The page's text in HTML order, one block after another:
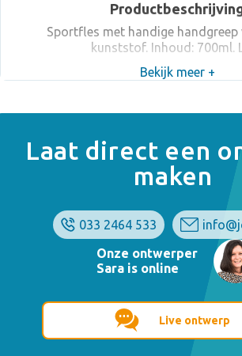
Sportfles met handige handgreep
kunststof. Inhoud: 700ml.
Bekijk meer +
Laat direct een
maken
033 2464 533
Onze ontwerper
Sara is online
Live ontwerp